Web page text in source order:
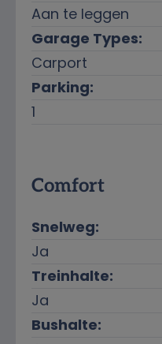
Aan te leggen
Garage Types:
Carport
Parking:
1
Comfort
Snelweg:
Ja
Treinhalte:
Ja
Bushalte: